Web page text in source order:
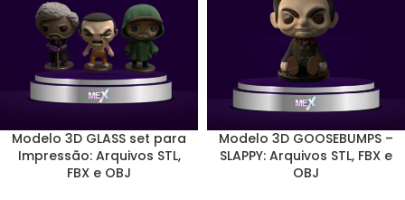
Modelo 3D GLASS set para
Impressão: Arquivos STL,
FBX e OBJ
Modelo 3D GOOSEBUMPS –
SLAPPY: Arquivos STL, FBX e
OBJ